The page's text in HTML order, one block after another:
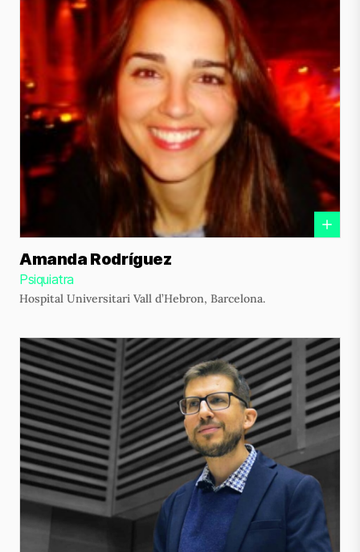
Amanda Rodríguez
Psiquiatra
Hospital Universitari Vall d’Hebron, Barcelona.